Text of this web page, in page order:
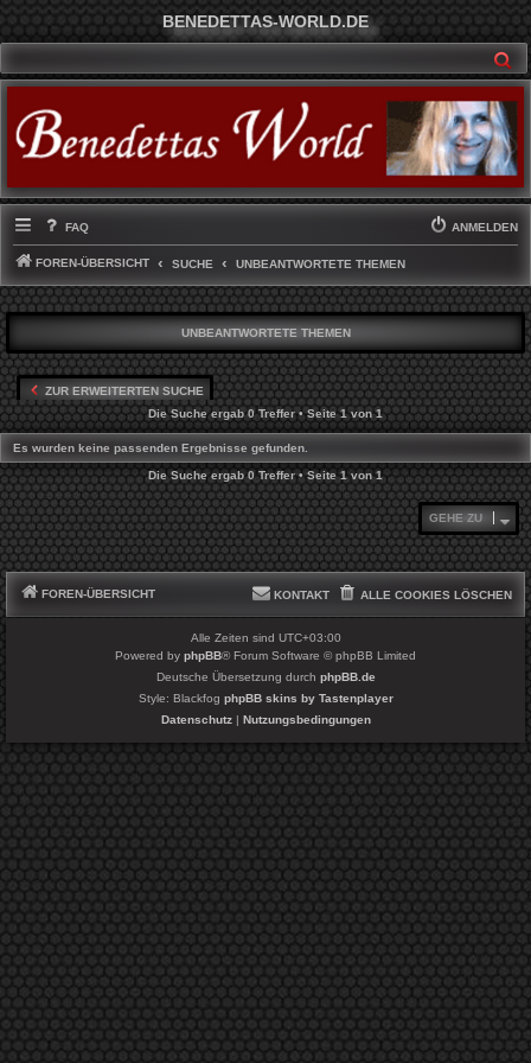
BENEDETTAS-WORLD.DE
FAQ ANMELDEN
FOREN-ÜBERSICHT SUCHE UNBEANTWORTETE THEMEN
UNBEANTWORTETE THEMEN
ZUR ERWEITERTEN SUCHE
Die Suche ergab 0 Treffer • Seite1von1
Es wurden keine passenden Ergebnisse gefunden.
Die Suche ergab 0 Treffer • Seite1von1
GEHE ZU
FOREN-ÜBERSICHT ALLE COOKIES LÖSCHEN
KONTAKT
Alle Zeiten sind UTC+03:00
Powered by phpBB® Forum Software © phpBB Limited
Deutsche Übersetzung durch phpBB.de
Style: Blackfog phpBB skins by Tastenplayer
Datenschutz| Nutzungsbedingungen